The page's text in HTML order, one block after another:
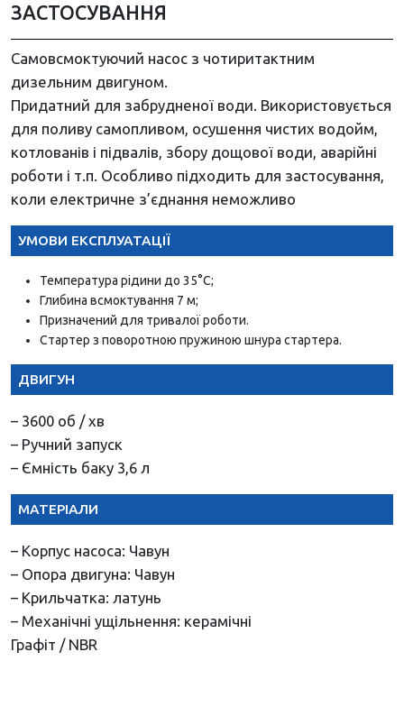
ЗАСТОСУВАННЯ
Самовсмоктуючий насос з чотиритактним
дизельним двигуном.
Придатний для забрудненої води. Використовується
для поливу самопливом, осушення чистих водойм,
котлованів і підвалів, збору дощової води, аварійні
роботи і т.п. Особливо підходить для застосування,
коли електричне з’єднання неможливо
УМОВИ ЕКСПЛУАТАЦІЇ
Температура рідини до 35°C;
Глибина всмоктування 7 м;
Призначений для тривалої роботи.
Стартер з поворотною пружиною шнура стартера.
ДВИГУН
– 3600 об / хв
– Ручний запуск
– Ємність баку 3,6 л
МАТЕРІАЛИ
– Корпус насоса: Чавун
– Опора двигуна: Чавун
– Крильчатка: латунь
– Механічні ущільнення: керамічні
Графіт / NBR